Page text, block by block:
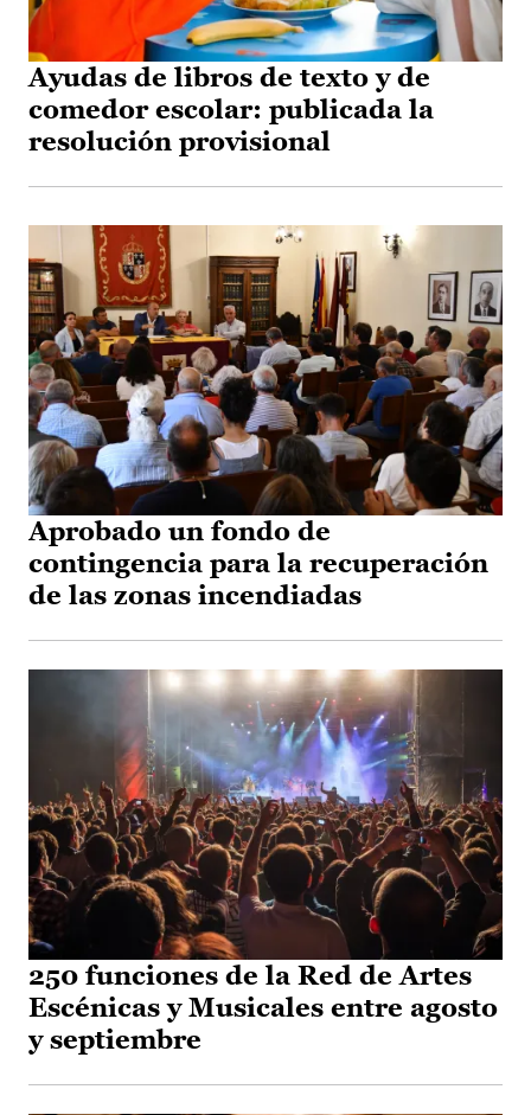
Ayudas de libros de texto y de
comedor escolar: publicada la
resolución provisional
Aprobado un fondo de
contingencia para la recuperación
de las zonas incendiadas
250 funciones de la Red de Artes
Escénicas y Musicales entre agosto
y septiembre